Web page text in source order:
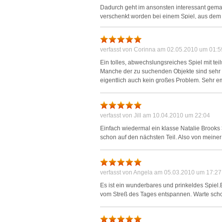
Stunden das Ende gesehen, so waren es in
sich wieder aufladende Tip zeigt dir nicht
oftmal auch den Weg zu dir noch verborgen
Manche Objekte, die du im Zusammenhang
hilfreiche Hinweise, aber wer steckenbleibt,
Alawar schafft es mit Natalie Brooks, ähnlich
In der es keine Wiederholungen von
ebenso verzichtet, wie auf das stereotype
spannendes Spiel, dass so ziemlich
Gamesetter
Dadurch geht im ansonsten interessant
verschenkt worden bei einem Spiel, aus
weiteren Spieleverlauf fest benötigt, ist
Sequenzen sonst noch gesucht werden
einschlafen!
verfasst von Corinna am 02.05.2010 um
Ein tolles, abwechslungsreiches Spiel mit
Manche der zu suchenden Objekte sind
eigentlich auch kein großes Problem. Sehr
verfasst von Jill
am 10.04.2010 um 22:04
Einfach wiedermal ein klasse Natalie
schon auf den nächsten Teil. Also von
verfasst von Angela am 05.03.2010 um 17:27
Es ist ein wunderbares und prinkeldes
vom Streß des Tages entspannen. Warte